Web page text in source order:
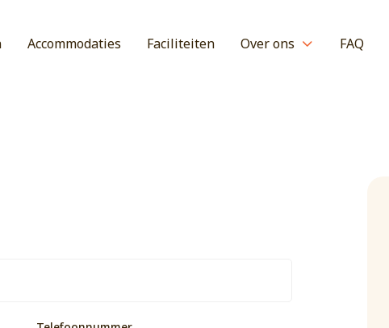
Accommodaties Faciliteiten Over ons FAQ